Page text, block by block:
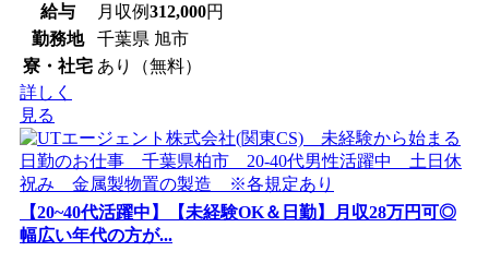
給与
月収例312,000円
勤務地
千葉県 旭市
寮・社宅 あり（無料）
詳しく
見る
【20~40代活躍中】【未経験OK＆日勤】月収28万円可◎
幅広い年代の方が...